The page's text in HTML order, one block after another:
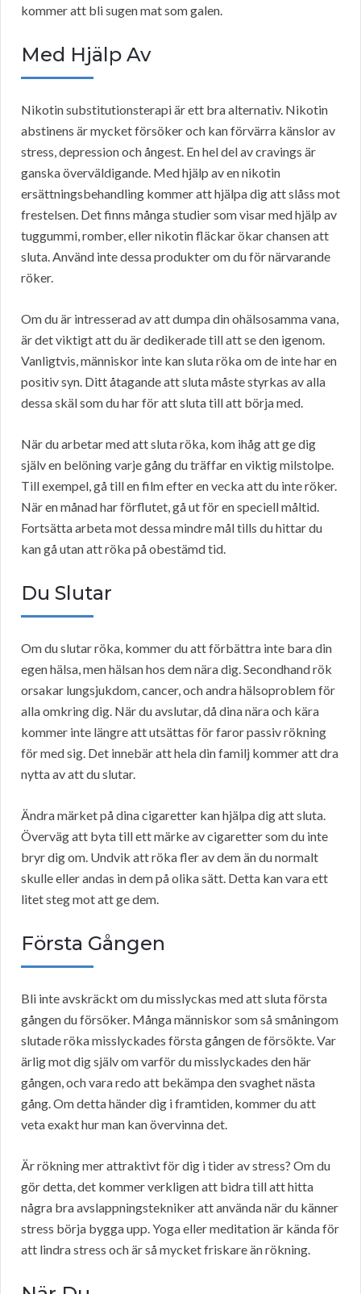
kommer att bli sugen mat som galen.
Med Hjälp Av
Nikotin substitutionsterapi är ett bra alternativ. Nikotin
abstinens är mycket försöker och kan förvärra känslor av
stress, depression och ångest. En hel del av cravings är
ganska överväldigande. Med hjälp av en nikotin
ersättningsbehandling kommer att hjälpa dig att slåss mot
frestelsen. Det finns många studier som visar med hjälp av
tuggummi, romber, eller nikotin fläckar ökar chansen att
sluta. Använd inte dessa produkter om du för närvarande
röker.
Om du är intresserad av att dumpa din ohälsosamma vana,
är det viktigt att du är dedikerade till att se den igenom.
Vanligtvis, människor inte kan sluta röka om de inte har en
positiv syn. Ditt åtagande att sluta måste styrkas av alla
dessa skäl som du har för att sluta till att börja med.
När du arbetar med att sluta röka, kom ihåg att ge dig
själv en belöning varje gång du träffar en viktig milstolpe.
Till exempel, gå till en film efter en vecka att du inte röker.
När en månad har förflutet, gå ut för en speciell måltid.
Fortsätta arbeta mot dessa mindre mål tills du hittar du
kan gå utan att röka på obestämd tid.
Du Slutar
Om du slutar röka, kommer du att förbättra inte bara din
egen hälsa, men hälsan hos dem nära dig. Secondhand rök
orsakar lungsjukdom, cancer, och andra hälsoproblem för
alla omkring dig. När du avslutar, då dina nära och kära
kommer inte längre att utsättas för faror passiv rökning
för med sig. Det innebär att hela din familj kommer att dra
nytta av att du slutar.
Ändra märket på dina cigaretter kan hjälpa dig att sluta.
Överväg att byta till ett märke av cigaretter som du inte
bryr dig om. Undvik att röka fler av dem än du normalt
skulle eller andas in dem på olika sätt. Detta kan vara ett
litet steg mot att ge dem.
Första Gången
Bli inte avskräckt om du misslyckas med att sluta första
gången du försöker. Många människor som så småningom
slutade röka misslyckades första gången de försökte. Var
ärlig mot dig själv om varför du misslyckades den här
gången, och vara redo att bekämpa den svaghet nästa
gång. Om detta händer dig i framtiden, kommer du att
veta exakt hur man kan övervinna det.
Är rökning mer attraktivt för dig i tider av stress? Om du
gör detta, det kommer verkligen att bidra till att hitta
några bra avslappningstekniker att använda när du känner
stress börja bygga upp. Yoga eller meditation är kända för
att lindra stress och är så mycket friskare än rökning.